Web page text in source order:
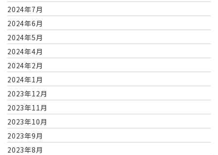
2024年7月
2024年6月
2024年5月
2024年4月
2024年2月
2024年1月
2023年12月
2023年11月
2023年10月
2023年9月
2023年8月